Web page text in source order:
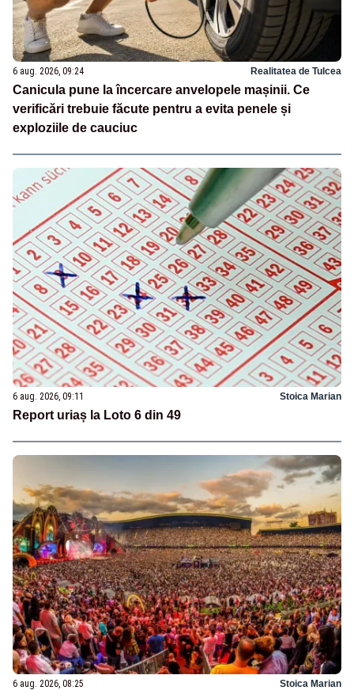
6 aug. 2026, 09:24 Realitatea de Tulcea
Canicula pune la încercare anvelopele mașinii. Ce
verificări trebuie făcute pentru a evita penele și
exploziile de cauciuc
6 aug. 2026, 09:11 Stoica Marian
Report uriaș la Loto 6 din 49
6 aug. 2026, 08:25 Stoica Marian